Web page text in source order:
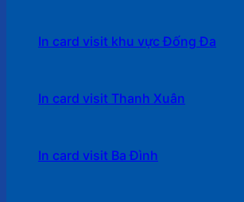
In card visit khu vực Đống Đa
In card visit Thanh Xuân
In card visit Ba Đình